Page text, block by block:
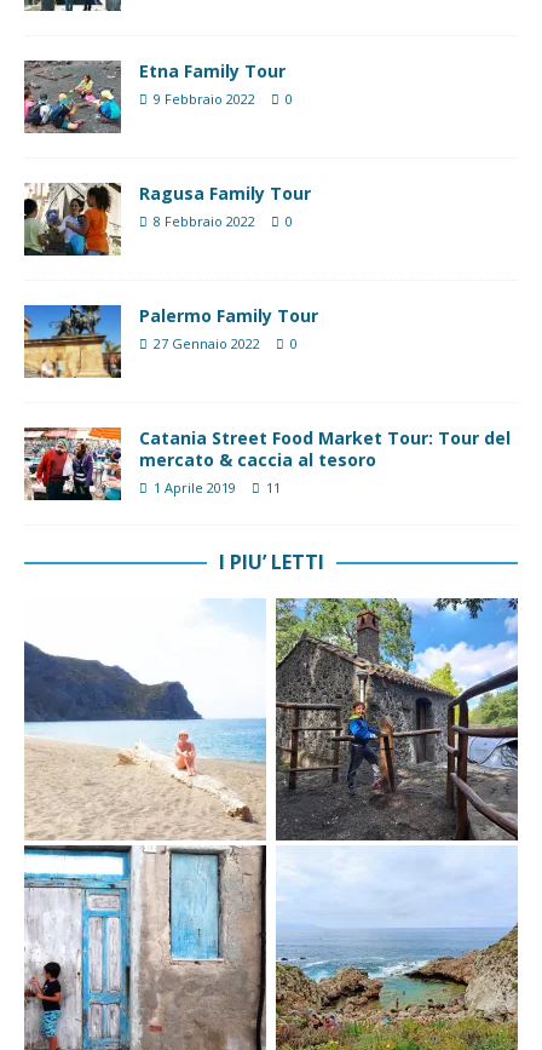
Etna Family Tour
9 Febbraio 2022 0
Ragusa Family Tour
8 Febbraio 2022 0
Palermo Family Tour
27 Gennaio 2022 0
Catania Street Food Market Tour: Tour del
mercato & caccia al tesoro
1 Aprile 2019 11
I PIU’ LETTI